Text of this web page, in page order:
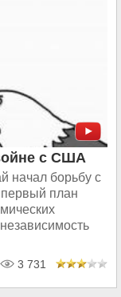
с США
начал борьбу с
план
3 731